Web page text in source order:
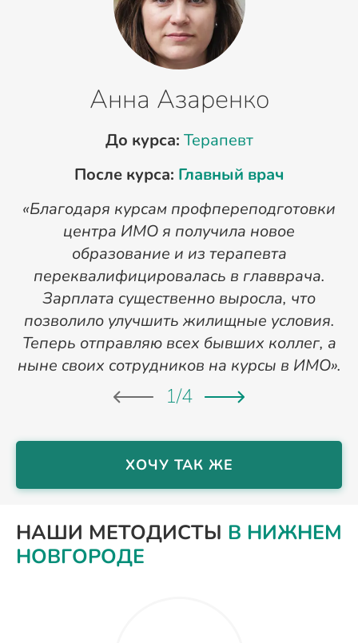
Анна Азаренко
До курса: Терапевт
После курса: Главный врач
«Благодаря курсам профпереподготовки
центра ИМО я получила новое
образование и из терапевта
переквалифицировалась в главврача.
Зарплата существенно выросла, что
позволило улучшить жилищные условия.
Теперь отправляю всех бывших коллег, а
ныне своих сотрудников на курсы в ИМО».
1/4
ХОЧУ ТАК ЖЕ
НАШИ МЕТОДИСТЫ В НИЖНЕМ
НОВГОРОДЕ